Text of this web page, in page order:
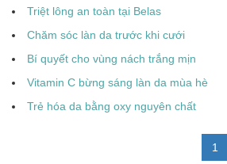
Triệt lông an toàn tại Belas
Chăm sóc làn da trước khi cưới
Bí quyết cho vùng nách trắng mịn
Vitamin C bừng sáng làn da mùa hè
Trẻ hóa da bằng oxy nguyên chất
1